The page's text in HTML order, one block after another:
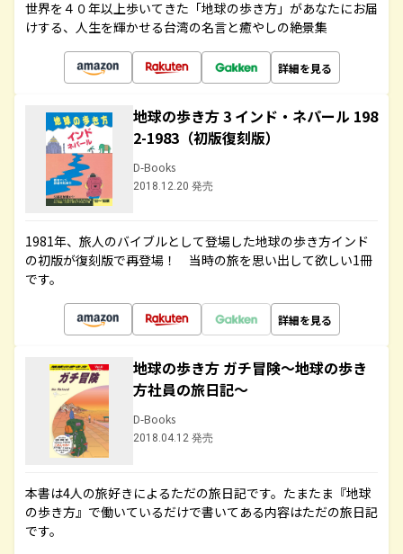
世界を４０年以上歩いてきた「地球の歩き方」があなたにお届
けする、人生を輝かせる台湾の名言と癒やしの絶景集
詳細を見る
地球の歩き方 3 インド・ネパール 198
2-1983（初版復刻版）
D-Books
2018.12.20 発売
1981年、旅人のバイブルとして登場した地球の歩き方インド
の初版が復刻版で再登場！ 当時の旅を思い出して欲しい1冊
です。
詳細を見る
地球の歩き方 ガチ冒険～地球の歩き
方社員の旅日記～
D-Books
2018.04.12 発売
本書は4人の旅好きによるただの旅日記です。たまたま『地球
の歩き方』で働いているだけで書いてある内容はただの旅日記
です。